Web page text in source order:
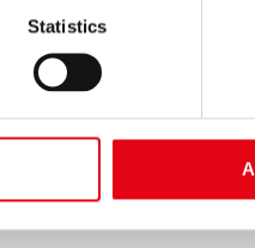
Statistics
gas trasportato e la
alcuni processi